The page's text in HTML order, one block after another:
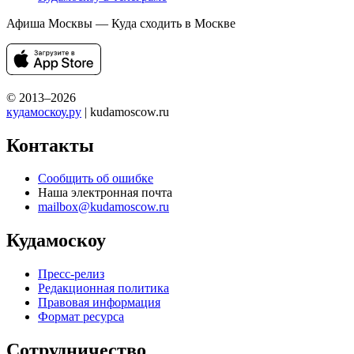
Афиша Москвы — Куда сходить в Москве
© 2013–2026
кудамоскоу.ру | kudamoscow.ru
Контакты
Сообщить об ошибке
Наша электронная почта
mailbox@kudamoscow.ru
Кудамоскоу
Пресс-релиз
Редакционная политика
Правовая информация
Формат ресурса